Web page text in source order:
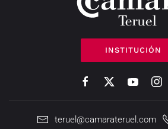
INSTITUCIÓN
teruel@camarateruel.com